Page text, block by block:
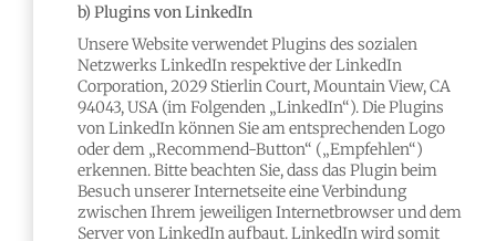
b) Plugins von LinkedIn
Unsere Website verwendet Plugins des sozialen
Netzwerks LinkedIn respektive der LinkedIn
Corporation, 2029 Stierlin Court, Mountain View, CA
94043, USA (im Folgenden „LinkedIn“). Die Plugins
von LinkedIn können Sie am entsprechenden Logo
oder dem „Recommend-Button“ („Empfehlen“)
erkennen. Bitte beachten Sie, dass das Plugin beim
Besuch unserer Internetseite eine Verbindung
zwischen Ihrem jeweiligen Internetbrowser und dem
Server von LinkedIn aufbaut. LinkedIn wird somit